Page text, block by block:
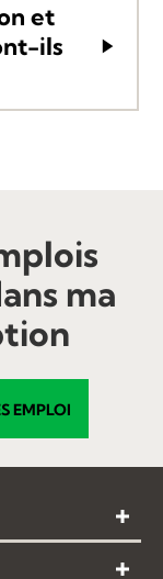
et
ils
ma
EMPLOI